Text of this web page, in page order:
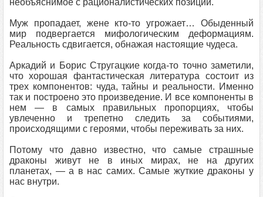
необъяснимое с рационалистических позиций.
Муж пропадает, жене кто-то угрожает… Обыденный
мир подвергается мифологическим деформациям.
Реальность сдвигается, обнажая настоящие чудеса.
Аркадий и Борис Стругацкие когда-то точно заметили,
что хорошая фантастическая литература состоит из
трех компонентов: чуда, тайны и реальности. Именно
так и построено это произведение. И все компоненты в
нем — в самых правильных пропорциях, чтобы
увлеченно и трепетно следить за событиями,
происходящими с героями, чтобы переживать за них.
Потому что давно известно, что самые страшные
драконы живут не в иных мирах, не на других
планетах, — а в нас самих. Самые жуткие драконы у
нас внутри.